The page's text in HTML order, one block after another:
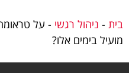
בית - ניהול רגשי - על
מועיל בימים אלו?